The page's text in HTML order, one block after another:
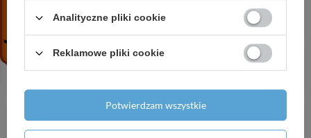
prysznicowy 120 3jet z wężem 125 cm, Chrom
588,06 zł / szt.
AX ShowerSolutions Wąż prysznicowy 1,25 m z
nakrętkami stożkowymi, Chrom
163,59 zł / szt.
HG Xelu Q Szafka boczna wysoka 400/350, drzwi
prawe, Biały Wysoki Połysk, Kolor uchwytów:
Analityczne pliki cookie
Reklamowe pliki cookie
Potwierdzam wszystkie